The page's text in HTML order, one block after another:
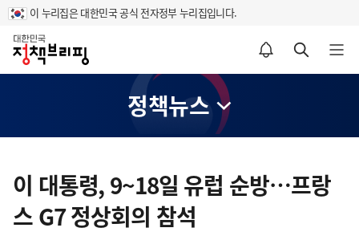
이 누리집은 대한민국 공식 전자정부 누리집입니다.
홈
알림설정 바로가기 검색 바로가기 메뉴 열기
정책뉴스
텐
츠
영
이 대통령, 9~18일 유럽 순방…프랑
스 G7 정상회의 참석